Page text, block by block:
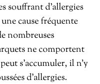
souffrant d’allergies
cause fréquente
nombreuses
ne comportent
s’accumuler, il n’y
d’allergies.